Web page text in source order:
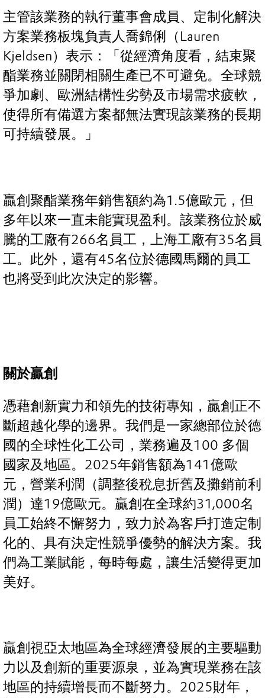
主管該業務的執行董事會成員、定制化解決
方案業務板塊負責人喬錦俐（Lauren
Kjeldsen）表示：「從經濟角度看，結束聚
酯業務並關閉相關生產已不可避免。全球競
爭加劇、歐洲結構性劣勢及市場需求疲軟，
使得所有備選方案都無法實現該業務的長期
可持續發展。」
贏創聚酯業務年銷售額約為1.5億歐元，但
多年以來一直未能實現盈利。該業務位於威
騰的工廠有266名員工，上海工廠有35名員
工。此外，還有45名位於德國馬爾的員工
也將受到此次決定的影響。
關於贏創
憑藉創新實力和領先的技術專知，贏創正不
斷超越化學的邊界。我們是一家總部位於德
國的全球性化工公司，業務遍及100 多個
國家及地區。2025年銷售額為141億歐
元，營業利潤（調整後稅息折舊及攤銷前利
潤）達19億歐元。贏創在全球約31,000名
員工始終不懈努力，致力於為客戶打造定制
化的、具有決定性競爭優勢的解決方案。我
們為工業賦能，每時每處，讓生活變得更加
美好。
贏創視亞太地區為全球經濟發展的主要驅動
力以及創新的重要源泉，並為實現業務在該
地區的持續增長而不斷努力。2025財年，